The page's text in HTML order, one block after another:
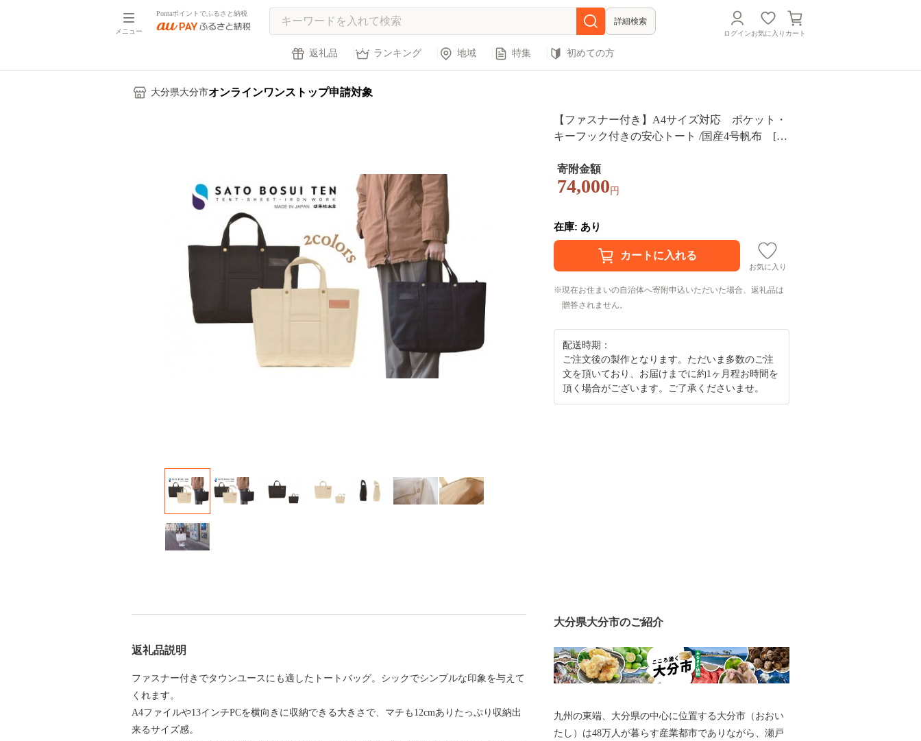
メニュー
Pontaポイントでふるさと納税
詳細検索
ログインお気に入り カート
返礼品 ランキング 地域 特集 初めての方
大分県大分市オンラインワンストップ申請対象
【ファスナー付き】A4サイズ対応 ポケット・
キーフック付きの安心トート /国産4号帆布 [Ge
ン おしゃれ シンプル トートバッグ マチ ナチュ
ラル シック ファスナー T03045_2
寄附金額
74,000 円
在庫: あり
お気に入り
現在お住まいの自治体へ寄附申込いただいた場合、返礼品は
贈答されません。
配送時期：
ご注文後の製作となります。ただいま多数のご注
文を頂いており、お届けまでに約1ヶ月程お時間を
頂く場合がございます。ご了承くださいませ。
返礼品説明
ファスナー付きでタウンユースにも適したトートバッグ。シックでシンプルな印象を与えて
くれます。
A4ファイルや13インチPCを横向きに収納できる大きさで、マチも12cmありたっぷり収納出
来るサイズ感。
大分県大分市のご紹介
九州の東端、大分県の中心に位置する大分市（おおい
たし）は48万人が暮らす産業都市でありながら、瀬戸